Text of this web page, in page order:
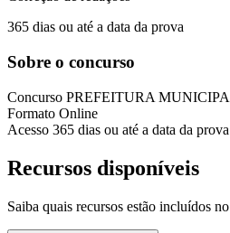
365 dias ou até a data da prova
Sobre o concurso
Concurso PREFEITURA
Formato Online
Acesso 365 dias ou até a data da prova
Recursos disponíveis
Saiba quais recursos estão incluídos